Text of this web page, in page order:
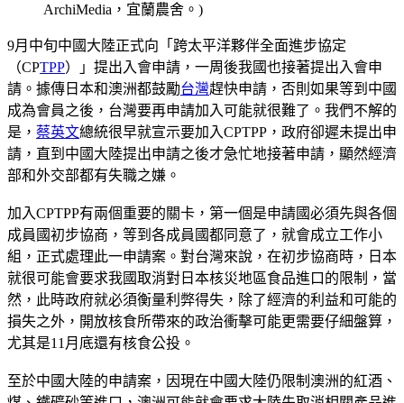
ArchiMedia，宜蘭農舍。)
9月中旬中國大陸正式向「跨太平洋夥伴全面進步協定
（CPTPP）」提出入會申請，一周後我國也接著提出入會申
請。據傳日本和澳洲都鼓勵台灣趕快申請，否則如果等到中國
成為會員之後，台灣要再申請加入可能就很難了。我們不解的
是， 蔡英文總統很早就宣示要加入CPTPP，政府卻遲未提出申
請，直到中國大陸提出申請之後才急忙地接著申請，顯然經濟
部和外交部都有失職之嫌。
加入CPTPP有兩個重要的關卡，第一個是申請國必須先與各個
成員國初步協商，等到各成員國都同意了，就會成立工作小
組，正式處理此一申請案。對台灣來說，在初步協商時，日本
就很可能會要求我國取消對日本核災地區食品進口的限制，當
然，此時政府就必須衡量利弊得失，除了經濟的利益和可能的
損失之外，開放核食所帶來的政治衝擊可能更需要仔細盤算，
尤其是11月底還有核食公投。
至於中國大陸的申請案，因現在中國大陸仍限制澳洲的紅酒、